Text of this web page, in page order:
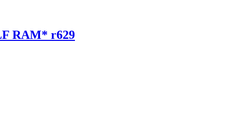
RAM* r629